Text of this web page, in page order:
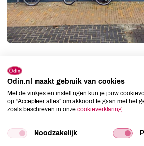
Contact gegevens
Houtkampstraat 58
Tel:0314-343928
Odin.nl maakt gebruik van cookies
Met de vinkjes en instellingen kun je jouw
op “Accepteer alles” om akkoord te gaan met het
zoals beschreven in onze cookieverklaring
Noodzakelijk